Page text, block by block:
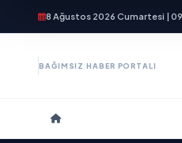
8 Ağustos 2026 Cumartesi |
BAĞIMSIZ HABER PORTALI